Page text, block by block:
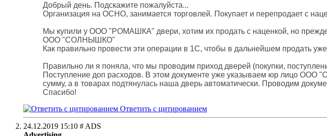
Добрый день. Подскажите пожалуйста...
Организация на ОСНО, занимается торговлей. Покупает и перепродает с
Мы купили у ООО "РОМАШКА" двери, хотим их продать с наценкой, но
ООО "СОЛНЫШКО"
Как правильно провести эти операции в 1С, чтобы в дальнейшем продать
Правильно ли я поняла, что мы проводим приход дверей (покупки,
Поступление доп расходов. В этом документе уже указываем юр лицо
сумму, а в товарах подтянулась наша дверь автоматически. Проводим
Спасибо!
Ответить с цитированием
24.12.2019 15:10 # ADS